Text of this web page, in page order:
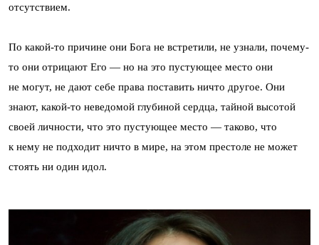
отсутствием.
По какой-то причине они Бога не встретили, не узнали, почему-
то они отрицают Его — но на это пустующее место они
не могут, не дают себе права поставить ничто другое. Они
знают, какой-то неведомой глубиной сердца, тайной высотой
своей личности, что это пустующее место — таково, что
к нему не подходит ничто в мире, на этом престоле не может
стоять ни один идол.